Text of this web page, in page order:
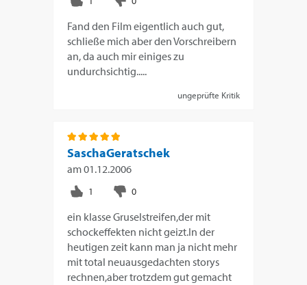
Fand den Film eigentlich auch gut,
schließe mich aber den Vorschreibern
an, da auch mir einiges zu
undurchsichtig.....
ungeprüfte Kritik
SaschaGeratschek
am01.12.2006
ein klasse Gruselstreifen,der mit
schockeffekten nicht geizt.In der
heutigen zeit kann man ja nicht mehr
mit total neuausgedachten storys
rechnen,aber trotzdem gut gemacht